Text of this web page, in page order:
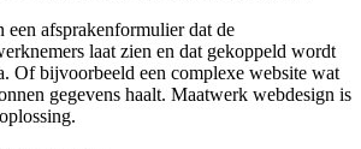
afsprakenformulier dat de
laat zien en dat gekoppeld wordt
Of bijvoorbeeld een complexe website wat
gegevens haalt. Maatwerk webdesign is